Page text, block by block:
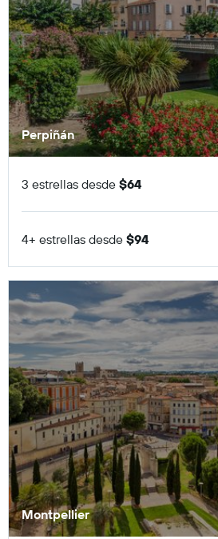
Perpiñán
3 estrellas desde $64
4+ estrellas desde $94
Montpellier